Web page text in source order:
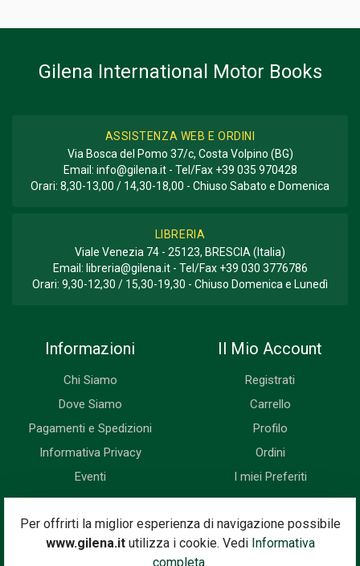
Per offrirti la miglior esperienza di navigazione possibile
www.gilena.itutilizza i cookie. Vedi Informativa
completa.
Gilena International Motor Books
ASSISTENZA WEB E ORDINI
Via Bosca del Pomo 37/c, Costa Volpino (BG)
Email: info@gilena.it- Tel/Fax +39 035 970428
Orari: 8,30-13,00 / 14,30-18,00 - Chiuso Sabato e Domenica
LIBRERIA
Viale Venezia 74 - 25123, BRESCIA (Italia)
Email: libreria@gilena.it- Tel/Fax +39 030 3776786
Orari: 9,30-12,30 / 15,30-19,30 - Chiuso Domenica e Lunedì
Informazioni
Chi Siamo
Dove Siamo
Pagamenti e Spedizioni
Informativa Privacy
Eventi
Il Mio Account
Registrati
Carrello
Profilo
Ordini
I miei Preferiti
Newsletter
Iscriviti subito alla nostra newsletter. Riceverai prima di tutti le